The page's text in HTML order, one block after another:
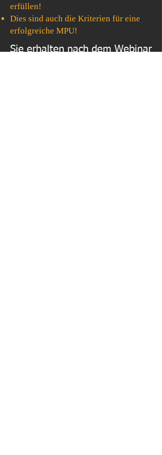
erfüllen!
Dies sind auch die Kriterien für eine
erfolgreiche MPU!
Sie erhalten nach dem Webinar